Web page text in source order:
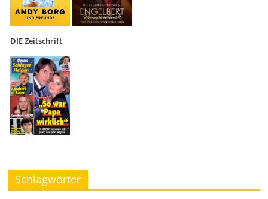
DIE Zeitschrift
Schlagwörter